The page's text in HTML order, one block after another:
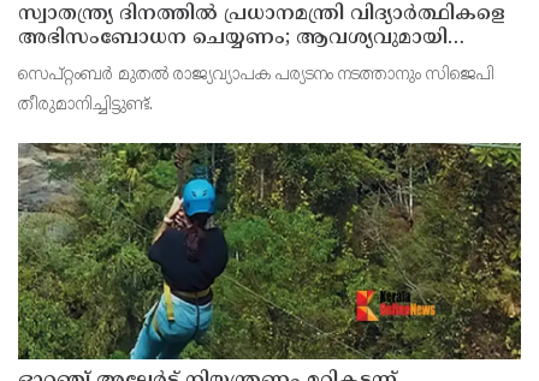
സ്വാതന്ത്ര്യ ദിനത്തില്‍ പ്രധാനമന്ത്രി വിദ്യാര്‍ത്ഥികളെ
അഭിസംബോധന ചെയ്യണം; ആവശ്യവുമായി
അഭിജീത് ദീപ്കെ
സെപ്റ്റംബര്‍ മുതല്‍ രാജ്യവ്യാപക പര്യടനം നടത്താനും സിജെപി
തീരുമാനിച്ചിട്ടുണ്ട്.